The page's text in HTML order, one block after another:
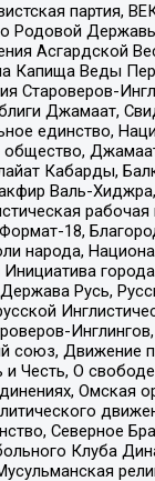
партия,
Родовой
Асгардской
Капища Веды
Староверов-
Джамаат,
единство,
общество,
Кабарды,
Валь-
рабочая
18,
народа,
Русь,
союз, Движение
Честь, О
Омская
Северное
Клуба